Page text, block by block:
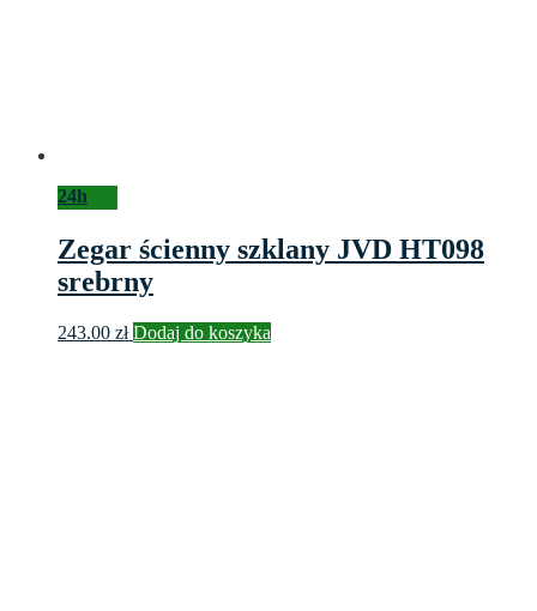
24h
Zegar ścienny szklany JVD HT098
srebrny
243.00 zł Dodaj do koszyka